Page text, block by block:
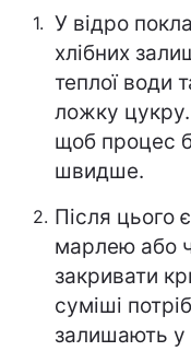
У відро
хлібних
теплої води
ложку цукру.
щоб процес
швидше.
Після цього
марлею або
закривати
суміші
залишають у